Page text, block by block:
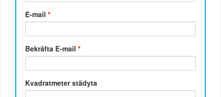
E-mail*
Bekräfta E-mail*
Kvadratmeter städyta